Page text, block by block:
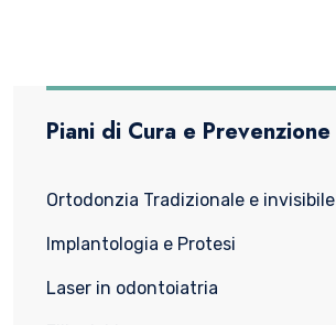
Piani di Cura e Prevenzione
Ortodonzia Tradizionale e invisibile
Implantologia e Protesi
Laser in odontoiatria